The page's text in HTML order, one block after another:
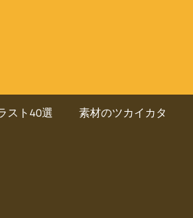
スト40選 素材のツカイカタ